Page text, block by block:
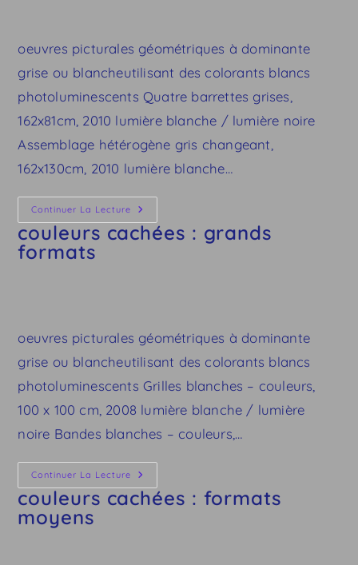
oeuvres picturales géométriques à dominante
grise ou blancheutilisant des colorants blancs
photoluminescents Quatre barrettes grises,
162x81cm, 2010 lumière blanche / lumière noire
Assemblage hétérogène gris changeant,
162x130cm, 2010 lumière blanche…
Continuer La Lecture Couleurs
Cachées
:
Grands
couleurs cachées : grands
formats
oeuvres picturales géométriques à dominante
grise ou blancheutilisant des colorants blancs
photoluminescents Grilles blanches – couleurs,
100 x 100 cm, 2008 lumière blanche / lumière
noire Bandes blanches – couleurs,…
Continuer La Lecture Couleurs
Cachées
:
Formats
couleurs cachées : formats
moyens